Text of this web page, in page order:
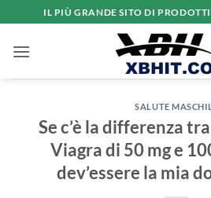
ai
contenuti
IL PIÙ GRANDE SITO DI
SALUTE
Se c’è la differenza
Viagra di 50 mg e
dev’essere la mia